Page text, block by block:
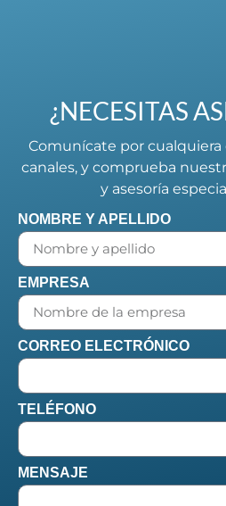
¿NECESITAS
Comunícate por
canales, y comprueba
y asesoría
NOMBRE Y APELLIDO
EMPRESA
CORREO ELECTRÓNICO
TELÉFONO
MENSAJE